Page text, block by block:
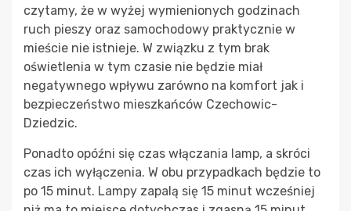
czytamy, że w wyżej wymienionych godzinach
ruch pieszy oraz samochodowy praktycznie w
mieście nie istnieje. W związku z tym brak
oświetlenia w tym czasie nie będzie miał
negatywnego wpływu zarówno na komfort jak i
bezpieczeństwo mieszkańców Czechowic-
Dziedzic.
Ponadto opóźni się czas włączania lamp, a skróci
czas ich wyłączenia. W obu przypadkach będzie to
po 15 minut. Lampy zapalą się 15 minut wcześniej